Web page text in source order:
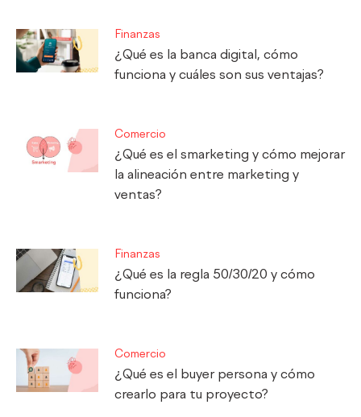
Finanzas
¿Qué es la banca digital, cómo
funciona y cuáles son sus ventajas?
Comercio
¿Qué es el smarketing y cómo mejorar
la alineación entre marketing y
ventas?
Finanzas
¿Qué es la regla 50/30/20 y cómo
funciona?
Comercio
¿Qué es el buyer persona y cómo
crearlo para tu proyecto?